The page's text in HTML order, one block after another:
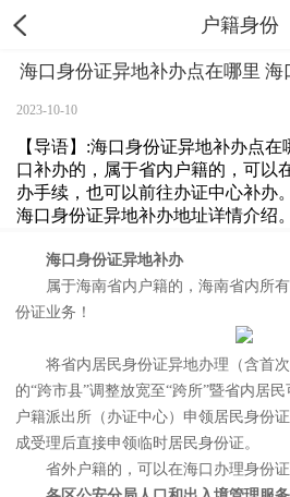
户籍身份
海口身份证异地补办点在哪里
2023-10-10
【导语】:海口身份证异地补办点
口补办的，属于省内户籍的，可以
办手续，也可以前往办证中心补办
海口身份证异地补办地址详情介绍。
海口身份证异地补办
属于海南省内户籍的，海南省内所有
份证业务！
将省内居民身份证异地办理（含首次
的“跨市县”调整放宽至“跨所”暨省内居
户籍派出所（办证中心）申领居民身份
成受理后直接申领临时居民身份证。
省外户籍的，可以在海口办理身份证